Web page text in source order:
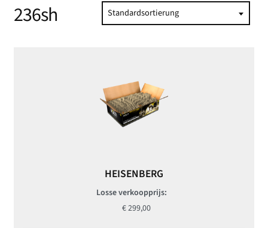
236sh Standardsortierung
HEISENBERG
Losse verkoopprijs:
€299,00